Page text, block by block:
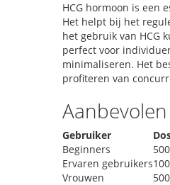
HCG hormoon is een
Het helpt bij het
het gebruik van HCG
perfect voor
minimaliseren. Het
profiteren van
Gebruiker
Beginners
Ervaren gebruikers
Vrouwen